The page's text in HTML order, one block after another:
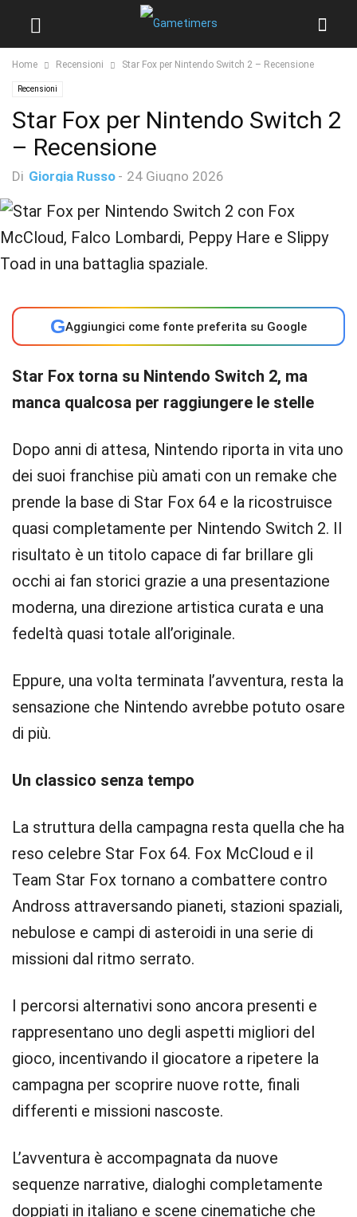
Home Recensioni Star Fox per Nintendo Switch 2 – Recensione
Recensioni
Star Fox per Nintendo Switch 2
– Recensione
Di Giorgia Russo - 24 Giugno 2026
GAggiungici come fonte preferita su Google
Star Fox torna su Nintendo Switch 2, ma
manca qualcosa per raggiungere le stelle
Dopo anni di attesa, Nintendo riporta in vita uno
dei suoi franchise più amati con un remake che
prende la base di Star Fox 64 e la ricostruisce
quasi completamente per Nintendo Switch 2. Il
risultato è un titolo capace di far brillare gli
occhi ai fan storici grazie a una presentazione
moderna, una direzione artistica curata e una
fedeltà quasi totale all’originale.
Eppure, una volta terminata l’avventura, resta la
sensazione che Nintendo avrebbe potuto osare
di più.
Un classico senza tempo
La struttura della campagna resta quella che ha
reso celebre Star Fox 64. Fox McCloud e il
Team Star Fox tornano a combattere contro
Andross attraversando pianeti, stazioni spaziali,
nebulose e campi di asteroidi in una serie di
missioni dal ritmo serrato.
I percorsi alternativi sono ancora presenti e
rappresentano uno degli aspetti migliori del
gioco, incentivando il giocatore a ripetere la
campagna per scoprire nuove rotte, finali
differenti e missioni nascoste.
L’avventura è accompagnata da nuove
sequenze narrative, dialoghi completamente
doppiati in italiano e scene cinematiche che